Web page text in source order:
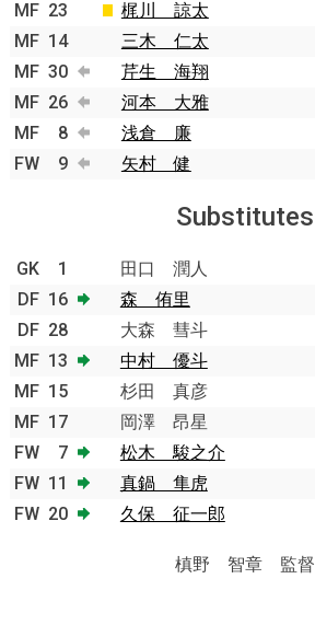
MF 23 梶川 諒太
MF 14 三木 仁太
MF 30 芹生 海翔
MF 26 河本 大雅
MF 8 浅倉 廉
FW 9 矢村 健
Substitutes
GK 1
田口 潤人
DF 16 森 侑里
DF 28
大森 彗斗
MF 13 中村 優斗
MF 15
杉田 真彦
MF 17
岡澤 昂星
FW
7 松木 駿之介
FW 11 真鍋 隼虎
FW 20 久保 征一郎
槙野 智章 監督